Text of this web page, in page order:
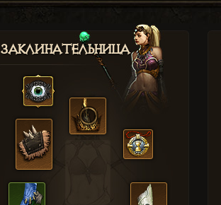
Заклинательница